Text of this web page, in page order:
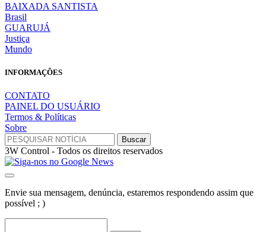
BAIXADA SANTISTA
Brasil
GUARUJÁ
Justiça
Mundo
INFORMAÇÕES
CONTATO
PAINEL DO USUÁRIO
Termos & Políticas
Sobre
3W Control - Todos os direitos reservados
Envie sua mensagem, denúncia, estaremos respondendo assim que
possível ; )